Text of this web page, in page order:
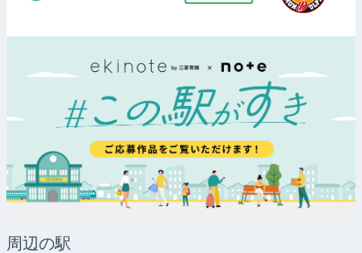
周辺の駅